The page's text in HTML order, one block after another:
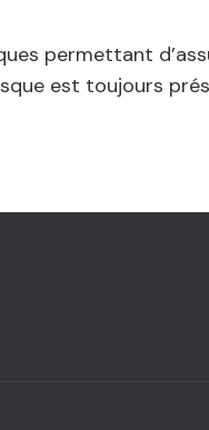
permettant
est toujours